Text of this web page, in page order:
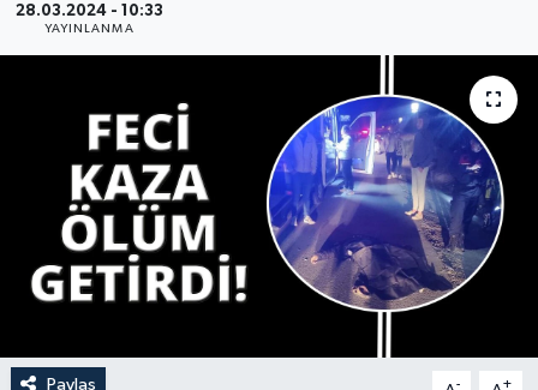
28.03.2024 - 10:33
YAYINLANMA
Paylaş - +
YAŞAM